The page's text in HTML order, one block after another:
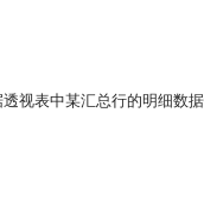
视表中某汇总行的明细数据